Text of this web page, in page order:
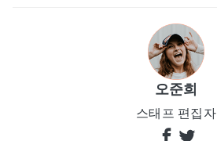
오준희
스태프 편집자